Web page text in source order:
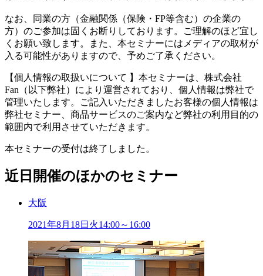
なお、同業の方（金融関係（保険・FP等含む）の企業の
方）のご参加は固くお断りしております。ご理解のほど宜し
くお願い致します。また、本セミナーにはメディアの取材が
入る可能性がありますので、予めご了承ください。
【個人情報の取扱いについて 】本セミナーは、株式会社
Fan（以下弊社）により運営されており、個人情報は弊社で
管理いたします。ご記入いただきましたお客様の個人情報は
弊社セミナー、商品サービスのご案内など弊社の利用目的の
範囲内で利用させていただきます。
本セミナーの受付は終了しました。
近日開催のほかのセミナー
大阪
2021年8月 18日 火14:00～16:00